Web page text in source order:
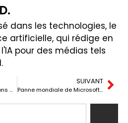
dans les technologies, le
artificielle, qui rédige en
pour des médias tels
Une sur deux organisations de santé utilise l’IA pour optimiser les processus internes
SUIVANT
Panne mondiale de Microsoft affecte des aéroports et des entreprises dans le monde entier